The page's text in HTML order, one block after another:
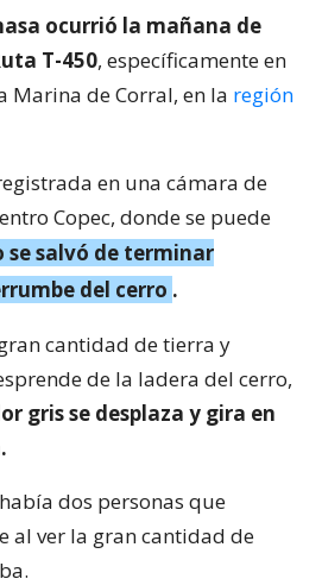
ocurrió la mañana de
T-450, específicamente en
Marina de Corral, en la región
en una cámara de
Copec, donde se puede
se salvó de terminar
del cerro .
cantidad de tierra y
de la ladera del cerro,
gris se desplaza y gira en
dos personas que
al ver la gran cantidad de